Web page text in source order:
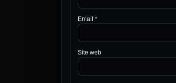
Email *
Site web